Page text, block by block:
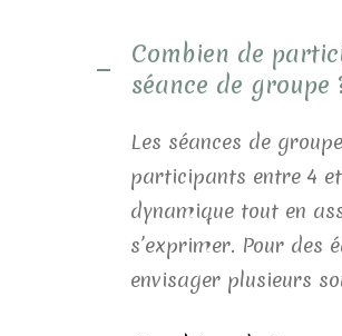
Combien de
séance de groupe
Les séances de
participants entre 4
dynamique tout en
s’exprimer. Pour des
envisager plusieurs